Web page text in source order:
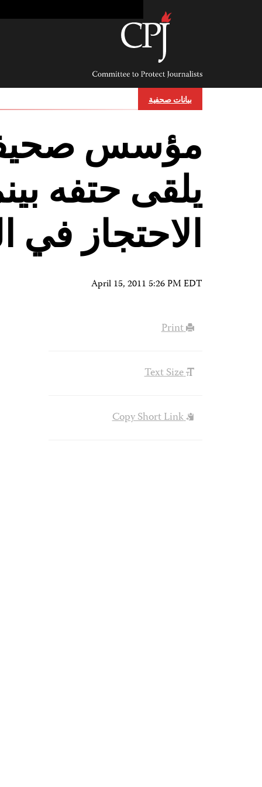
Committee
Protect
Journalists
بيانات صحفية
مؤسس
يلقى حتفه
الاحتجاز في
April 15, 2011 5:26 PM EDT
Print
Text Size
Copy Short Link